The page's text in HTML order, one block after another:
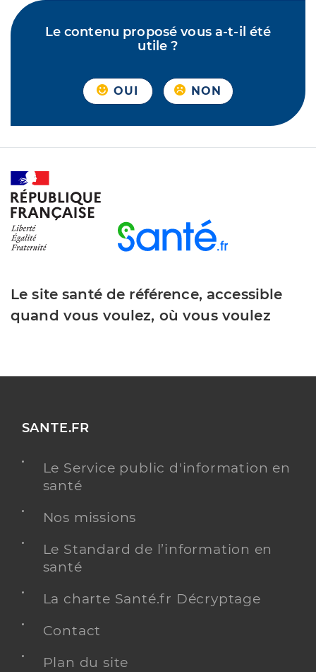
Le contenu proposé vous a-t-il été
utile ?
OUI NON
Le site santé de référence, accessible
quand vous voulez, où vous voulez
SANTE.FR
Le Service public d'information en
santé
Nos missions
Le Standard de l’information en
santé
La charte Santé.fr Décryptage
Contact
Plan du site